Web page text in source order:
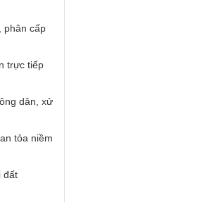
phân cấp
trực tiếp
dân, xử
tỏa niềm
đất